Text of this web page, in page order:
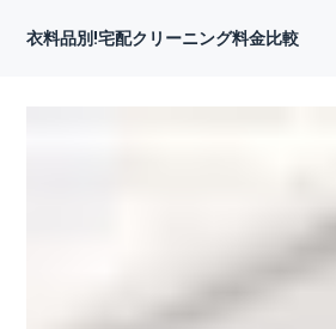
衣料品別!宅配クリーニング料金比較